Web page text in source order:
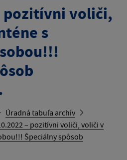
pozitívni voliči,
s
Úradná tabuľa archív
– pozitívni voliči, voliči v
Špeciálny spôsob